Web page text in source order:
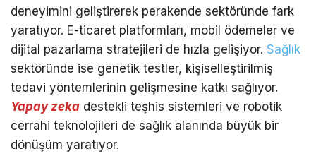
deneyimini geliştirerek perakende sektöründe fark
yaratıyor. E-ticaret platformları, mobil ödemeler ve
dijital pazarlama stratejileri de hızla gelişiyor. Sağlık
sektöründe ise genetik testler, kişiselleştirilmiş
tedavi yöntemlerinin gelişmesine katkı sağlıyor.
Yapay zeka destekli teşhis sistemleri ve robotik
cerrahi teknolojileri de sağlık alanında büyük bir
dönüşüm yaratıyor.